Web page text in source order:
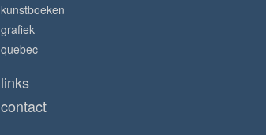
kunstboeken
grafiek
quebec
links
contact